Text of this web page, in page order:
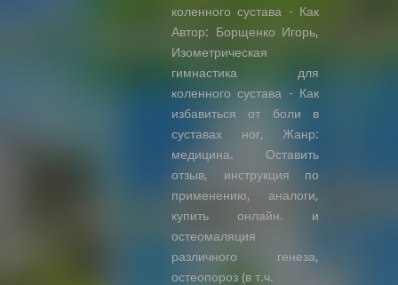
коленного сустава - Как
Автор: Борщенко Игорь,
Изометрическая
гимнастика для
коленного сустава - Как
избавиться от боли в
суставах ног, Жанр:
медицина. Оставить
отзыв, инструкция по
применению, аналоги,
купить онлайн. и
остеомаляция
различного генеза,
остеопороз (в т.ч.